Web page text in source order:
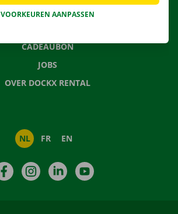
VEELGESTELDE VRAGEN
CADEAUBON
JOBS
OVER DOCKX RENTAL
NL FR EN
FacebookInstagramLinkedIn
VOORKEUREN AANPASSEN